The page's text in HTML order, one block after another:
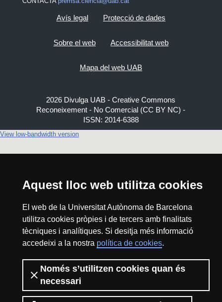
Aquest lloc web utilitza cookies
El web de la Universitat Autònoma de Barcelona
utilitza cookies pròpies i de tercers amb finalitats
tècniques i analítiques. Si desitja més informació
accedeixi a la nostra política de cookies.
Només s’utilitzen cookies quan és
necessari
Avís legal Protecció de dades
Sobre el web Accessibilitat web
Mapa del web UAB
2026 Divulga UAB - Creative Commons
Reconeixement - No Comercial (CC BY NC) -
ISSN: 2014-6388
View low-bandwidth version